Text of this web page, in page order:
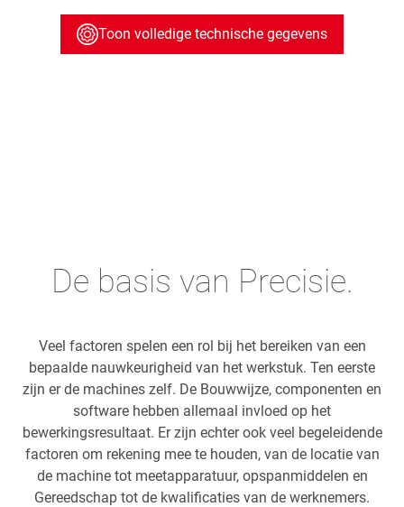
Toon volledige technische gegevens
De basis van Precisie.
Veel factoren spelen een rol bij het bereiken van een
bepaalde nauwkeurigheid van het werkstuk. Ten eerste
zijn er de machines zelf. De Bouwwijze, componenten en
software hebben allemaal invloed op het
bewerkingsresultaat. Er zijn echter ook veel begeleidende
factoren om rekening mee te houden, van de locatie van
de machine tot meetapparatuur, opspanmiddelen en
Gereedschap tot de kwalificaties van de werknemers.